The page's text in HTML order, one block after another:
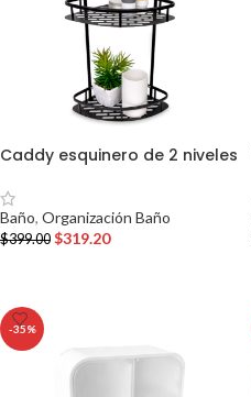
Caddy esquinero de 2 niveles
Baño, Organización Baño
$399.00 $319.20
-35%